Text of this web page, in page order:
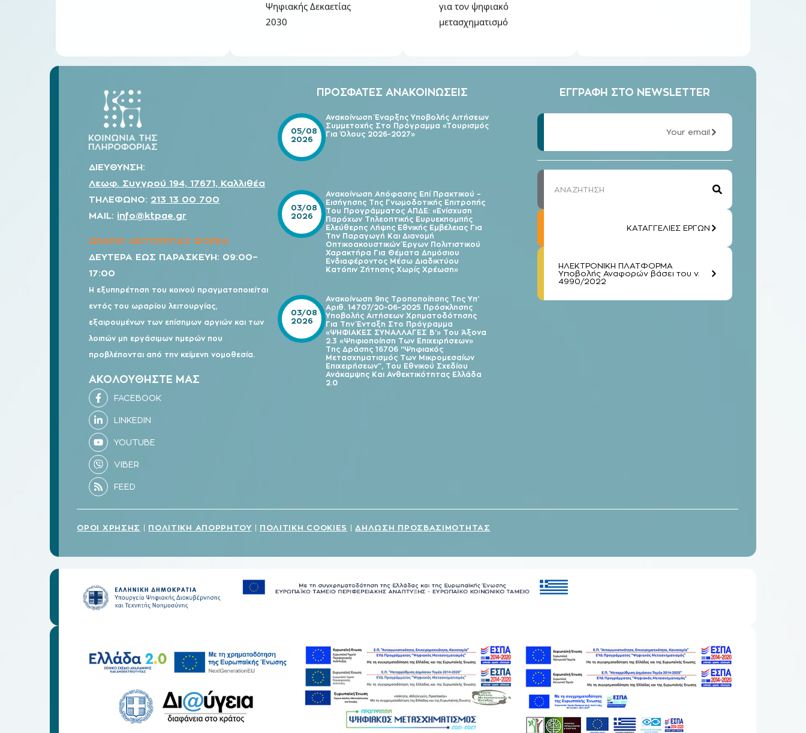
2030
μετασχηματισμό
ΔΙΕΥΘΥΝΣΗ:
Λεωφ. Συγγρού 194, 17671, Καλλιθέα
ΤΗΛΕΦΩΝΟ: 213 13 00 700
MAIL: info@ktpae.gr
ΩΡΑΡΙΟ ΛΕΙΤΟΥΡΓΙΑΣ ΦΟΡΕΑ
ΔΕΥΤΕΡΑ ΕΩΣ ΠΑΡΑΣΚΕΥΗ: 09:00–
17:00
Η εξυπηρέτηση του κοινού πραγματοποιείται
εντός του ωραρίου λειτουργίας,
εξαιρουμένων των επίσημων αργιών και των
λοιπών μη εργάσιμων ημερών που
προβλέπονται από την κείμενη νομοθεσία.
ΑΚΟΛΟΥΘΗΣΤΕ ΜΑΣ
ΠΡΟΣΦΑΤΕΣ ΑΝΑΚΟΙΝΩΣΕΙΣ
Ανακοίνωση Έναρξης Υποβολής Αιτήσεων
Συμμετοχής Στο Πρόγραμμα «Τουρισμός
Για Όλους 2026-2027»
05/08
2026
Ανακοίνωση Απόφασης Επί Πρακτικού –
Εισήγησης Της Γνωμοδοτικής Επιτροπής
Του Προγράμματος ΑΠΔΕ: «Ενίσχυση
Παρόχων Τηλεοπτικής Ευρυεκπομπής
Ελεύθερης Λήψης Εθνικής Εμβέλειας Για
Την Παραγωγή Και Διανομή
Οπτικοακουστικών Έργων Πολιτιστικού
Χαρακτήρα Για Θέματα Δημόσιου
Ενδιαφέροντος Μέσω Διαδικτύου
Κατόπιν Ζήτησης Χωρίς Χρέωση»
03/08
2026
Ανακοίνωση 9ης Τροποποίησης Της Υπ’
Αριθ. 14707/20-06-2025 Πρόσκλησης
Υποβολής Αιτήσεων Χρηματοδότησης
Για Την Ένταξη Στο Πρόγραμμα
«ΨΗΦΙΑΚΕΣ ΣΥΝΑΛΛΑΓΕΣ Β’» Του Άξονα
2.3 «Ψηφιοποίηση Των Επιχειρήσεων»
Της Δράσης 16706 “Ψηφιακός
Μετασχηματισμός Των Μικρομεσαίων
Επιχειρήσεων”, Του Εθνικού Σχεδίου
Ανάκαμψης Και Ανθεκτικότητας Ελλάδα
2.0
03/08
2026
ΕΓΓΡΑΦΗ ΣΤΟ NEWSLETTER
Your email
ΚΑΤΑΓΓΕΛΙΕΣ ΕΡΓΩΝ
ΗΛΕΚΤΡΟΝΙΚΗ ΠΛΑΤΦΟΡΜΑ
Υποβολής Αναφορών βάσει του ν.
4990/2022
ΟΡΟΙ ΧΡΗΣΗΣ ΠΟΛΙΤΙΚΗ ΑΠΟΡΡΗΤΟΥ ΠΟΛΙΤΙΚΗ COOKIES ΔΗΛΩΣΗ ΠΡΟΣΒΑΣΙΜΟΤΗΤΑΣ